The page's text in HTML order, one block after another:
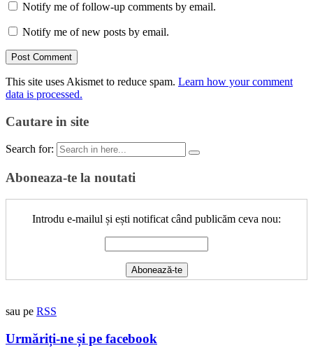
Notify me of follow-up comments by email.
Notify me of new posts by email.
This site uses Akismet to reduce spam. Learn how your comment
data is processed.
Cautare in site
Search for:
Aboneaza-te la noutati
Introdu e-mailul și ești notificat când publicăm ceva nou:
sau pe RSS
Urmăriți-ne și pe facebook